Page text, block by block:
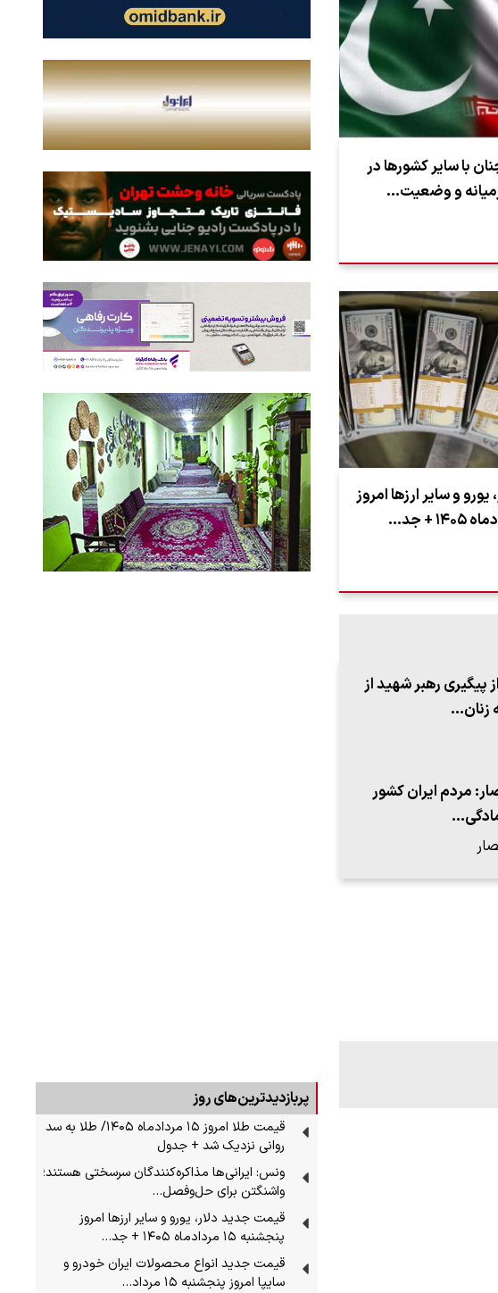
با سایر کشورها در
و وضعیت…
و سایر ارزها امروز
پیگیری رهبر شهید از
زنان…
مردم ایران کشور
پربازدیدترین‌های روز
قیمت طلا امروز ۱۵ مردادماه ۱۴۰۵/ طلا به سد
روانی نزدیک شد + جدول
ونس: ایرانی‌ها مذاکره‌کنندگان سرسختی هستند؛
واشنگتن برای حل‌وفصل…
قیمت جدید دلار، یورو و سایر ارزها امروز
پنجشنبه ۱۵ مردادماه ۱۴۰۵ + جد…
قیمت جدید انواع محصولات ایران خودرو و
سایپا امروز پنجشنبه ۱۵ مرداد…